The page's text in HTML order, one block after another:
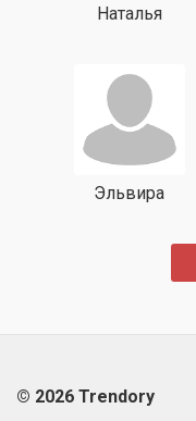
Наталья
Эльвира
© 2026 Trendory